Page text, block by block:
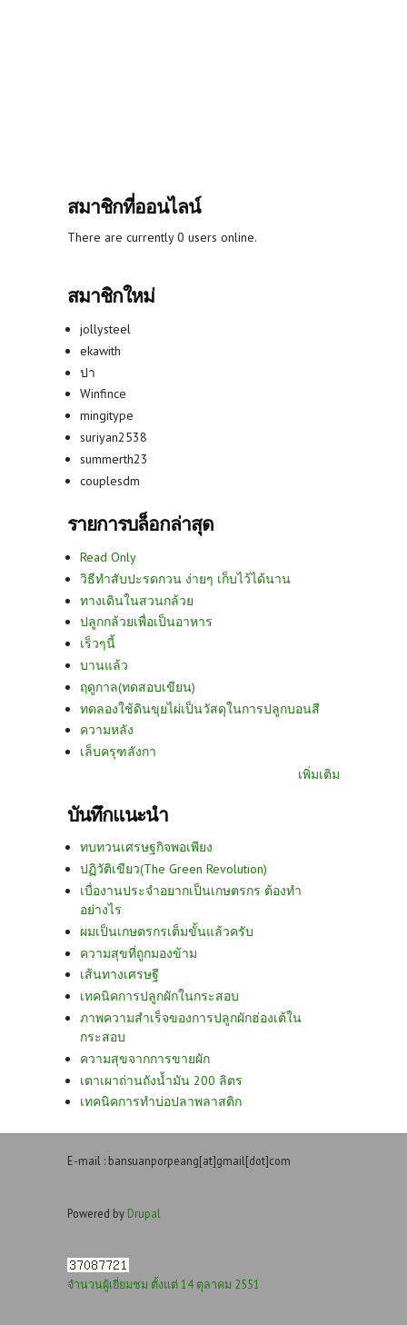
สมาชิกที่ออนไลน์
There are currently 0 users online.
สมาชิกใหม่
jollysteel
ekawith
ปา
Winfince
mingitype
suriyan2538
summerth23
couplesdm
รายการบล็อกล่าสุด
Read Only
วิธีทำสับปะรดกวน ง่ายๆ เก็บไว้ได้นาน
ทางเดินในสวนกล้วย
ปลูกกล้วยเพื่อเป็นอาหาร
เร็วๆนี้
บานแล้ว
ฤดูกาล(ทดสอบเขียน)
ทดลองใช้ดินขุยไผ่เป็นวัสดุในการปลูกบอนสี
ความหลัง
เล็บครุฑลังกา
เพิ่มเติม
บันทึกแนะนำ
ทบทวนเศรษฐกิจพอเพียง
ปฏิวัติเขียว(The Green Revolution)
เบื่องานประจำอยากเป็นเกษตรกร ต้องทำ
อย่างไร
ผมเป็นเกษตรกรเต็มขั้นแล้วครับ
ความสุขที่ถูกมองข้าม
เส้นทางเศรษฐี
เทคนิคการปลูกผักในกระสอบ
ภาพความสำเร็จของการปลูกผักฮ่องเต้ใน
กระสอบ
ความสุขจากการขายผัก
เตาเผาถ่านถังน้ำมัน 200 ลิตร
เทคนิคการทำบ่อปลาพลาสติก
E-mail : bansuanporpeang[at]gmail[dot]com
Powered by Drupal
จำนวนผู้เยี่ยมชม ตั้งแต่ 14 ตุลาคม 2551